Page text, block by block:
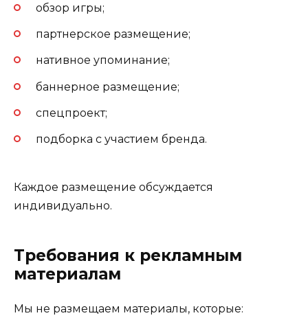
обзор игры;
партнерское размещение;
нативное упоминание;
баннерное размещение;
спецпроект;
подборка с участием бренда.
Каждое размещение обсуждается
индивидуально.
Требования к рекламным
материалам
Мы не размещаем материалы, которые: